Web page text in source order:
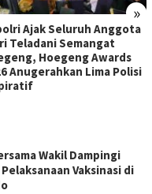
»
Ajak Seluruh Anggota
Teladani Semangat
Hoegeng Awards
Anugerahkan Lima Polisi
Wakil Dampingi
Vaksinasi di